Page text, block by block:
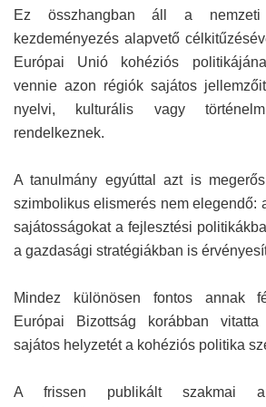
Ez összhangban áll a nemzeti
kezdeményezés alapvető
Európai Unió kohéziós
vennie azon régiók sajátos
nyelvi, kulturális vagy történelmi
rendelkeznek.
A tanulmány egyúttal azt is
szimbolikus elismerés nem elegendő:
sajátosságokat a fejlesztési
a gazdasági stratégiákban is
Mindez különösen fontos annak
Európai Bizottság korábban
sajátos helyzetét a kohéziós politika
A frissen publikált szakmai